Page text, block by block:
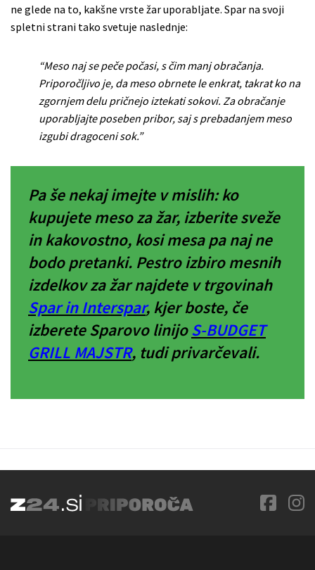
ne glede na to, kakšne vrste žar uporabljate. Spar na svoji
spletni strani tako svetuje naslednje:
“Meso naj se peče počasi, s čim manj obračanja.
Priporočljivo je, da meso obrnete le enkrat, takrat ko na
zgornjem delu pričnejo iztekati sokovi. Za obračanje
uporabljajte poseben pribor, saj s prebadanjem meso
izgubi dragoceni sok.”
Pa še nekaj imejte v mislih: ko
kupujete meso za žar, izberite sveže
in kakovostno, kosi mesa pa naj ne
bodo pretanki. Pestro izbiro mesnih
izdelkov za žar najdete v trgovinah
Spar in Interspar, kjer boste, če
izberete Sparovo linijoS-BUDGET
GRILL MAJSTR, tudi privarčevali.